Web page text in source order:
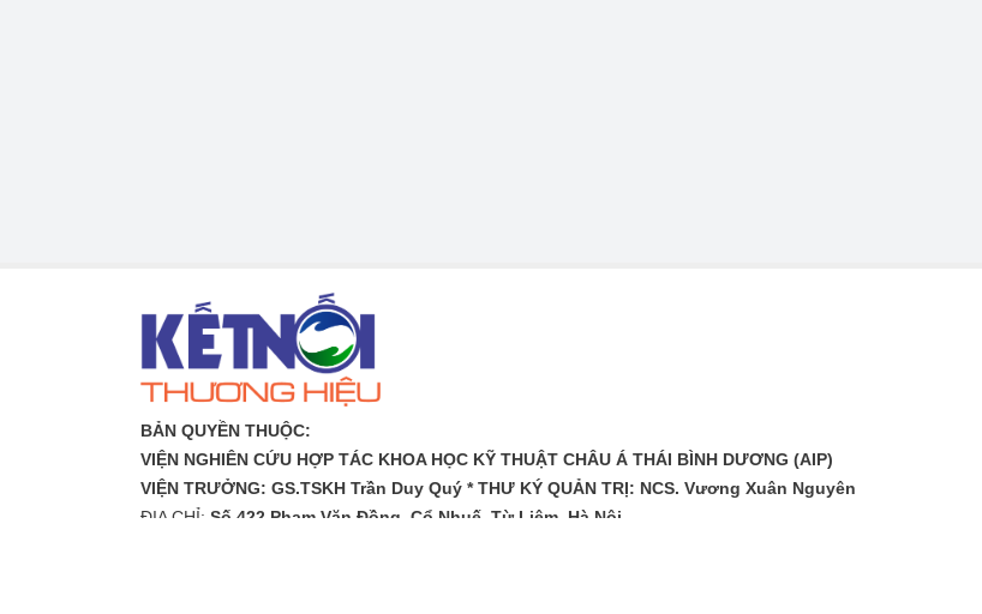
BẢN QUYỀN THUỘC:
VIỆN NGHIÊN CỨU HỢP TÁC KHOA HỌC KỸ THUẬT CHÂU Á THÁI BÌNH DƯƠNG (AIP)
VIỆN TRƯỞNG: GS.TSKH Trần Duy Quý *THƯ KÝ QUẢN TRỊ: NCS. Vương Xuân Nguyên
ĐỊA CHỈ: Số 422 Phạm Văn Đồng, Cổ Nhuế, Từ Liêm, Hà Nội